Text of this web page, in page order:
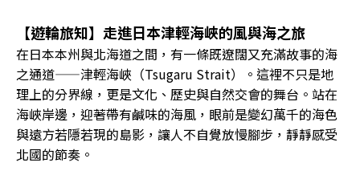
【遊輪旅知】走進日本津輕海峽的風與海之旅
在日本本州與北海道之間，有一條既遼闊又充滿故事的海
之通道——津輕海峽（Tsugaru Strait）。這裡不只是地
理上的分界線，更是文化、歷史與自然交會的舞台。站在
海峽岸邊，迎著帶有鹹味的海風，眼前是變幻萬千的海色
與遠方若隱若現的島影，讓人不自覺放慢腳步，靜靜感受
北國的節奏。